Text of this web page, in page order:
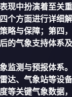
现中扮演着至关
个方面进行详细
略与保障；第四
的气象支持体系及
监测与预报体系
达、气象站等设
等关键气象数据